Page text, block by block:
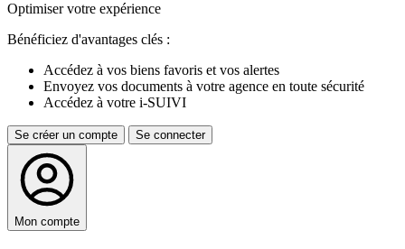
Optimiser votre expérience
Bénéficiez d'avantages clés :
Accédez à vos biens favoris et vos alertes
Envoyez vos documents à votre agence en toute sécurité
Accédez à votre i-SUIVI
Se créer un compte Se connecter
Mon compte